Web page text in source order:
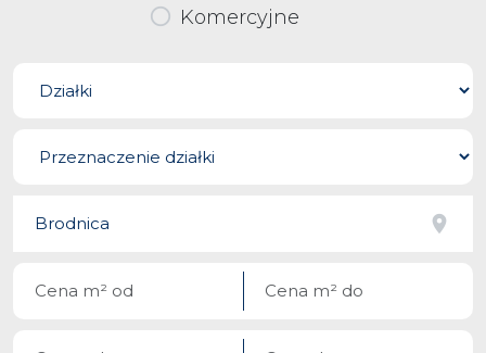
Komercyjne